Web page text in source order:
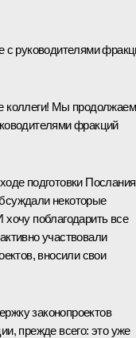
с руководителями
коллеги! Мы продолжаем
фракций
подготовки Послания
некоторые
поблагодарить все
участвовали
вносили свои
законопроектов
прежде всего: это уже